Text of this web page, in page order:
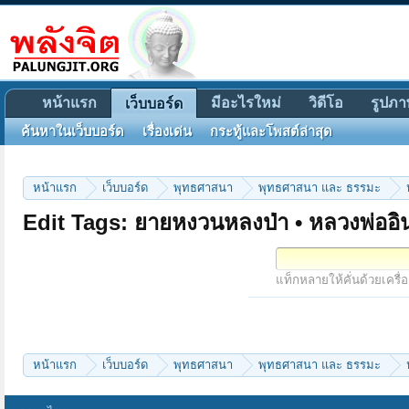
หน้าแรก เว็บบอร์ด พุทธศาสนา พุทธศาสนา และ ธรรมะ
Edit Tags: ยายหงวนหลงป่า • หลวงพ่อ
แท็กหลายให้คั่นด้วยเครื่
หน้าแรก เว็บบอร์ด พุทธศาสนา พุทธศาสนา และ ธรรมะ
หน้าแรก เว็บบอร์ด
ค้นหาในเว็บบอร์ด เรื่องเด่น กระทู้และโพสต์ล่าสุด
มีอะไรใหม่ วิดีโอ รูปภ